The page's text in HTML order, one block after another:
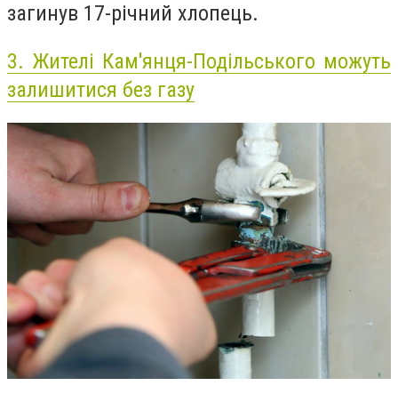
загинув 17-річний хлопець.
3. Жителі Кам'янця-Подільського можуть
залишитися без газу